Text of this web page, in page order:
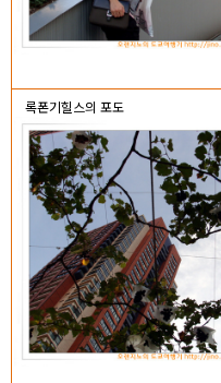
록폰기힐스의 포도